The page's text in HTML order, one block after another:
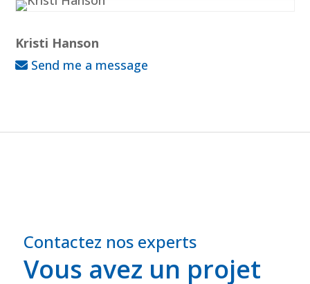
Kristi Hanson
Send me a message
Contactez nos experts
Vous avez un projet